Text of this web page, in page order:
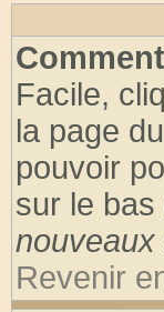
Facile,
la page
pouvoir
sur le
Revenir